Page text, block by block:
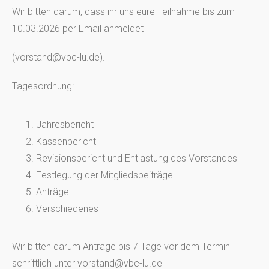
Wir bitten darum, dass ihr uns eure Teilnahme bis zum
10.03.2026 per Email anmeldet
(vorstand@vbc-lu.de).
Tagesordnung:
Jahresbericht
Kassenbericht
Revisionsbericht und Entlastung des Vorstandes
Festlegung der Mitgliedsbeiträge
Anträge
Verschiedenes
Wir bitten darum Anträge bis 7 Tage vor dem Termin
schriftlich unter vorstand@vbc-lu.de